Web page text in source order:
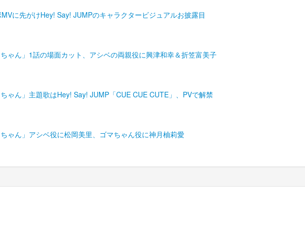
MVに先がけHey! Say! JUMPのキャラクタービジュアルお披露目
ちゃん」1話の場面カット、アシベの両親役に興津和幸＆折笠富美子
ちゃん」主題歌はHey! Say! JUMP「CUE CUE CUTE」、PVで解禁
ちゃん」アシベ役に松岡美里、ゴマちゃん役に神月柚莉愛